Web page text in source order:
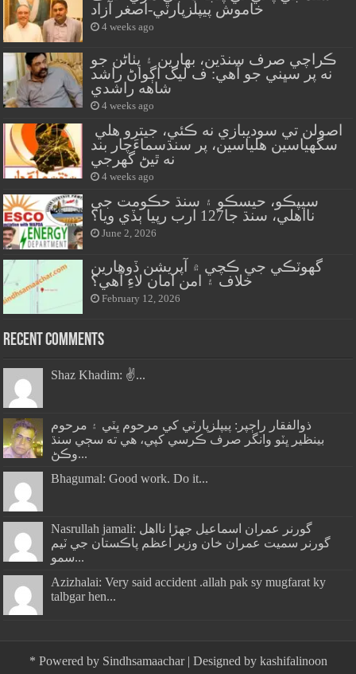
خاموش پيپلزپارٽي-اصغر آزاد
4 weeks ago
ڪراچي صرف سنڌين، بهارين ۽ پٺاڻن جو
نه پر سڀني جو آهي: ف ليگ اڳواڻ راشد
شاهه راشدي
4 weeks ago
سگهياسين هلياسين، پر سنڌسماءَچار بند
نه ٿيڻ گهرجي
4 weeks ago
سيپڪو، حيسڪو ۽ سنڌ حڪومت جي
نااهلي، سنڌ جا127 ارب رپيا ٻڏي ويا؟
June 2, 2026
گهوٽڪي جي ڪچي ۾ آپريشن ڏوهارين
خلاف ۽ امن امان لاءِ آهي؟
February 12, 2026
Recent Comments
Shaz Khadim: ✌️...
ذوالفقار راڄپر: پيپلزپارٽي کي مرحوم ڀٽي ۽ مرحوم
بينظير ڀٽو وانگر صرف ڪرسي کپي، هي ته سڄي سنڌ
وڪڻ...
Bhagumal: Good work. Do it...
Nasrullah jamali: گورنر عمران اسماعيل جھڙا نااهل
گورنر سميت عمران خان وزير اعظم پاڪستان جي ٽيم
سمو...
Azizhalai: Very said accident .allah pak sy mugfarat ky
talbgar hen...
* Powered by Sindhsamaachar| Designed by kashifalinoon